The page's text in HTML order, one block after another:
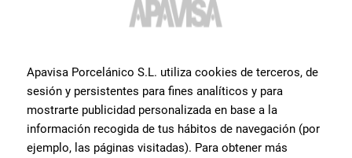
Свяжитесь с командой специалистов Apavisa Porcelánico. Мы
реализации проекта.
Свяжитесь с нами
Apavisa Porcelánico S.L. utiliza cookies de terceros, de
sesión y persistentes para fines analíticos y para
mostrarte publicidad personalizada en base a la
información recogida de tus hábitos de navegación (por
ejemplo, las páginas visitadas). Para obtener más